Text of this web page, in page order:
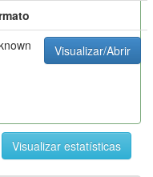
Visualizar/Abrir
Visualizar estatísticas